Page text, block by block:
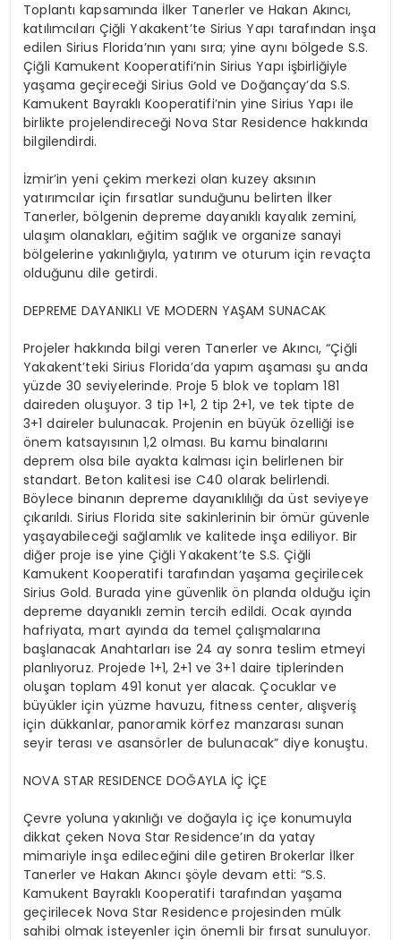
Toplantı kapsamında İlker Tanerler ve Hakan Akıncı,
katılımcıları Çiğli Yakakent’te Sirius Yapı tarafından inşa
edilen Sirius Florida’nın yanı sıra; yine aynı bölgede S.S.
Çiğli Kamukent Kooperatifi’nin Sirius Yapı işbirliğiyle
yaşama geçireceği Sirius Gold ve Doğançay’da S.S.
Kamukent Bayraklı Kooperatifi’nin yine Sirius Yapı ile
birlikte projelendireceği Nova Star Residence hakkında
bilgilendirdi.
İzmir’in yeni çekim merkezi olan kuzey aksının
yatırımcılar için fırsatlar sunduğunu belirten İlker
Tanerler, bölgenin depreme dayanıklı kayalık zemini,
ulaşım olanakları, eğitim sağlık ve organize sanayi
bölgelerine yakınlığıyla, yatırım ve oturum için revaçta
olduğunu dile getirdi.
DEPREME DAYANIKLI VE MODERN YAŞAM SUNACAK
Projeler hakkında bilgi veren Tanerler ve Akıncı, “Çiğli
Yakakent’teki Sirius Florida’da yapım aşaması şu anda
yüzde 30 seviyelerinde. Proje 5 blok ve toplam 181
daireden oluşuyor. 3 tip 1+1, 2 tip 2+1, ve tek tipte de
3+1 daireler bulunacak. Projenin en büyük özelliği ise
önem katsayısının 1,2 olması. Bu kamu binalarını
deprem olsa bile ayakta kalması için belirlenen bir
standart. Beton kalitesi ise C40 olarak belirlendi.
Böylece binanın depreme dayanıklılığı da üst seviyeye
çıkarıldı. Sirius Florida site sakinlerinin bir ömür güvenle
yaşayabileceği sağlamlık ve kalitede inşa ediliyor. Bir
diğer proje ise yine Çiğli Yakakent’te S.S. Çiğli
Kamukent Kooperatifi tarafından yaşama geçirilecek
Sirius Gold. Burada yine güvenlik ön planda olduğu için
depreme dayanıklı zemin tercih edildi. Ocak ayında
hafriyata, mart ayında da temel çalışmalarına
başlanacak Anahtarları ise 24 ay sonra teslim etmeyi
planlıyoruz. Projede 1+1, 2+1 ve 3+1 daire tiplerinden
oluşan toplam 491 konut yer alacak. Çocuklar ve
büyükler için yüzme havuzu, fitness center, alışveriş
için dükkanlar, panoramik körfez manzarası sunan
seyir terası ve asansörler de bulunacak” diye konuştu.
NOVA STAR RESIDENCE DOĞAYLA İÇ İÇE
Çevre yoluna yakınlığı ve doğayla iç içe konumuyla
dikkat çeken Nova Star Residence’ın da yatay
mimariyle inşa edileceğini dile getiren Brokerlar İlker
Tanerler ve Hakan Akıncı şöyle devam etti: “S.S.
Kamukent Bayraklı Kooperatifi tarafından yaşama
geçirilecek Nova Star Residence projesinden mülk
sahibi olmak isteyenler için önemli bir fırsat sunuluyor.